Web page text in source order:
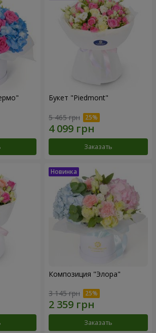
Букет "Piedmont"
5 465 грн
Заказать
Композиция "Элора"
3 145 грн
Заказать